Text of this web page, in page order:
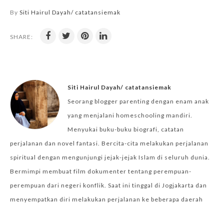
By Siti Hairul Dayah/ catatansiemak
SHARE:
Siti Hairul Dayah/ catatansiemak
Seorang blogger parenting dengan enam anak
yang menjalani homeschooling mandiri.
Menyukai buku-buku biografi, catatan
perjalanan dan novel fantasi. Bercita-cita melakukan perjalanan
spiritual dengan mengunjungi jejak-jejak Islam di seluruh dunia.
Bermimpi membuat film dokumenter tentang perempuan-
perempuan dari negeri konflik. Saat ini tinggal di Jogjakarta dan
menyempatkan diri melakukan perjalanan ke beberapa daerah